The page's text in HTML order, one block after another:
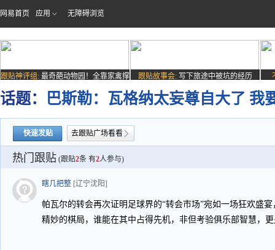
网易首页 应用 无障碍浏览
跟贴神评组: 最奇葩动物园！全靠家禽撑
场子
跟贴故事会: 写下旅途中被坑的经历
话题： 巴斯勒：瓦格纳太妄尊自大了 我
快速发贴 去跟贴广场看看
热门跟贴 (跟贴2条 有2人参与)
瞎几把整 [辽宁沈阳]
帕瓦尔的转会再次证明足球界的“转会市场”宛如一场狂欢盛
精妙的棋局，谁能在其中占得先机，非但考验俱乐部智慧，